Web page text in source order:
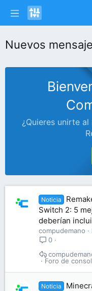
Nuevos
¿Quieres unirte
Noticia
Switch 2: 5
deberían
compudemano
0
Foro de
Noticia